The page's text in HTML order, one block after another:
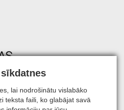
TĪKLOS
lai nodrošinātu vislabāko
teksta faili, ko glabājat savā